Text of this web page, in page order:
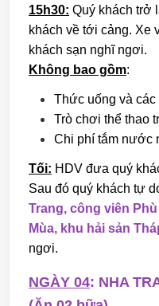
15h30: Quý khách trở
khách về tới cảng. Xe
khách sạn nghĩ ngơi.
Không bao gồm:
Thức uống và các
Trò chơi thể thao
Chi phí tắm nước
Tối: HDV đưa quý
Sau đó quý khách tự
Trang, công viên
Mùa, khu hải sản
ngơi.
NGÀY 04: NHA